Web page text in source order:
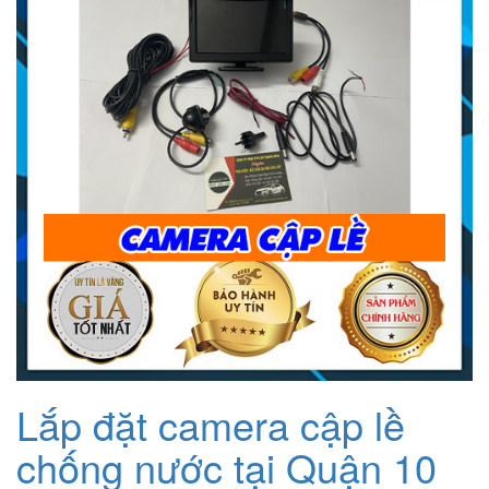
Lắp đặt camera cập lề
chống nước tại Quận 10